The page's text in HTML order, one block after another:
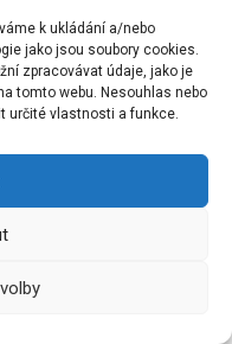
k ukládání a/nebo
jako jsou soubory cookies.
zpracovávat údaje, jako je
tomto webu. Nesouhlas nebo
určité vlastnosti a funkce.